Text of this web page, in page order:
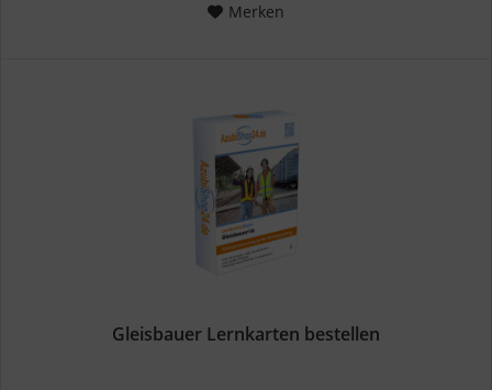
Merken
Gleisbauer Lernkarten bestellen